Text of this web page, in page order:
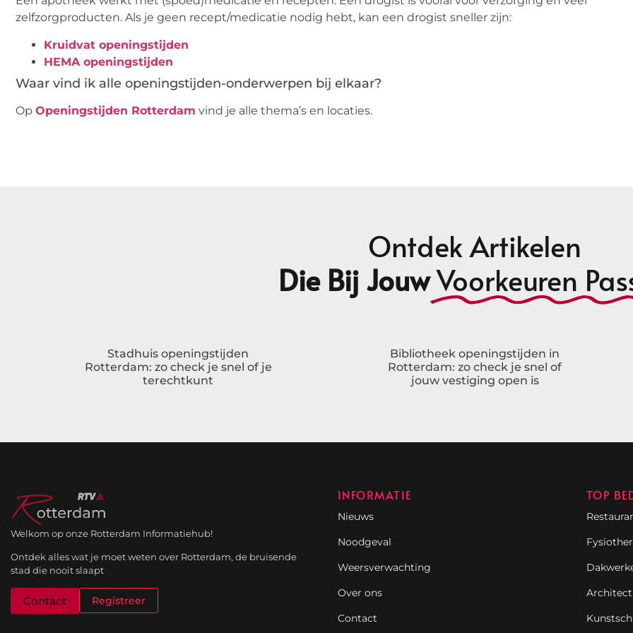
zelfzorgproducten. Als je geen recept/medicatie nodig hebt, kan een drogist sneller zijn:
Kruidvat openingstijden
HEMA openingstijden
Waar vind ik alle openingstijden-onderwerpen bij elkaar?
Op Openingstijden Rotterdam vind je alle thema’s en locaties.
Ontdek Artikelen
Die Bij JouwVoorkeuren
Stadhuis openingstijden
Rotterdam: zo check je snel of je
terechtkunt
Bibliotheek openingstijden in
Rotterdam: zo check je snel of
jouw vestiging open is
Welkom op onze Rotterdam Informatiehub!
Ontdek alles wat je moet weten over Rotterdam, de bruisende
stad die nooit slaapt
Contact Registreer
INFORMATIE
Nieuws
Noodgeval
Weersverwachting
Over ons
Contact
TOP
Architect